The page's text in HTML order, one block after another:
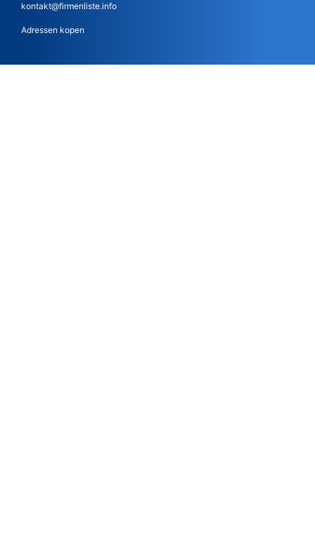
kontakt@firmenliste.info
Adressen kopen